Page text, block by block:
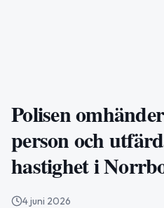
Polisen
person och
hastighet i
4 juni 2026